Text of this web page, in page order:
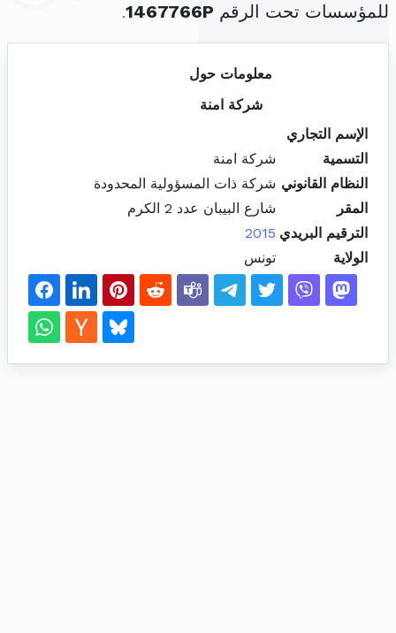
للمؤسسات تحت الرقم 1467766P
.
معلومات حول
شركة امنة
الإسم التجاري
التسمية
شركة امنة
النظام القانوني شركة ذات المسؤولية المحدودة
المقر
شارع البيبان عدد 2 الكرم
الترقيم البريدي 2015
الولاية
تونس